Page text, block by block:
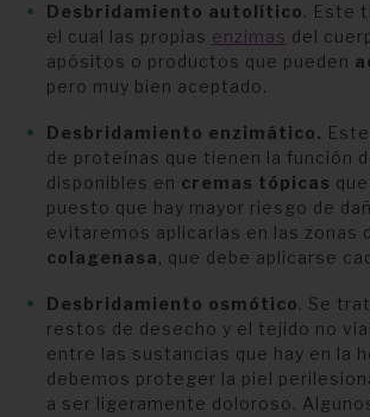
Desbridamiento autolítico. Este
el cual las propias enzimas del
apósitos o productos que pueden
pero muy bien aceptado.
Desbridamiento enzimático.
de proteínas que tienen la función
disponibles en cremas tópicas
puesto que hay mayor riesgo de
evitaremos aplicarlas en las zonas
colagenasa, que debe aplicarse
Desbridamiento osmótico. Se
restos de desecho y el tejido no
entre las sustancias que hay en la
debemos proteger la piel
a ser ligeramente doloroso.